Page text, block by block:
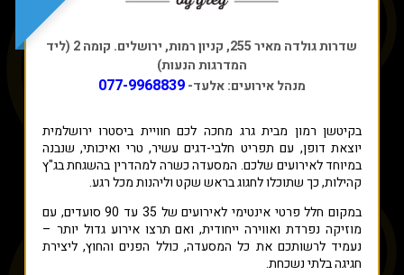
שדרות גולדה מאיר 255, קניון רמות, ירושלים. קומה 2 (ליד
המדרגות הנעות)
מנהל אירועים: אלעד-077-9968839
בקיטשן רמון מבית גרג מחכה לכם חוויית ביסטרו ירושלמית
יוצאת דופן, עם תפריט חלבי-דגים עשיר, טרי ואיכותי, שנבנה
במיוחד לאירועים שלכם. המסעדה כשרה למהדרין בהשגחת בג"ץ
קהילות, כך שתוכלו לחגוג בראש שקט וליהנות מכל רגע.
במקום חלל פרטי אינטימי לאירועים של 35 עד 90 סועדים, עם
מוזיקה נפרדת ואווירה ייחודית, ואם תרצו אירוע גדול יותר –
נעמיד לרשותכם את כל המסעדה, כולל הפנים והחוץ, ליצירת
חגיגה בלתי נשכחת.